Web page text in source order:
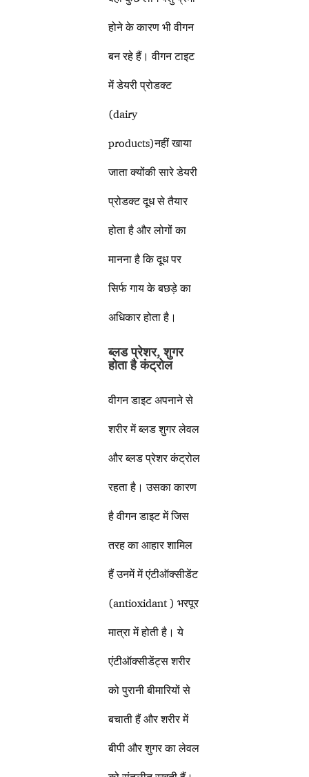
होने के कारण भी वीगन
बन रहे हैं। वीगन टाइट
में डेयरी प्रोडक्ट
(dairy
products)नहीं खाया
जाता क्योंकी सारे डेयरी
प्रोडक्ट दूध से तैयार
होता है और लोगों का
मानना है कि दूध पर
सिर्फ गाय के बछड़े का
अधिकार होता है।
ब्लड प्रेशर,शुगर
होता है कंट्रोल
वीगन डाइट अपनाने से
शरीर में ब्लड शुगर लेवल
और ब्लड प्रेशर कंट्रोल
रहता है। उसका कारण
है वीगन डाइट में जिस
तरह का आहार शामिल
हैं उनमें में एंटीऑक्सीडेंट
(antioxidant ) भरपूर
मात्रा में होती है। ये
एंटीऑक्सीडेंट्स शरीर
को पुरानी बीमारियों से
बचाती हैं और शरीर में
बीपी और शुगर का लेवल